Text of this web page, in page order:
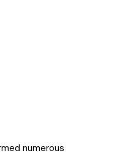
numerous